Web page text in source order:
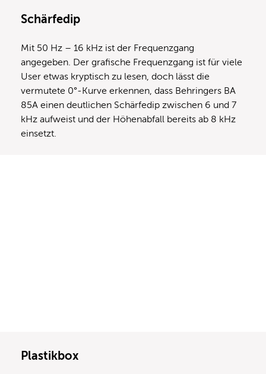
Schärfedip
Mit 50 Hz – 16 kHz ist der Frequenzgang
angegeben. Der grafische Frequenzgang ist für viele
User etwas kryptisch zu lesen, doch lässt die
vermutete 0°-Kurve erkennen, dass Behringers BA
85A einen deutlichen Schärfedip zwischen 6 und 7
kHz aufweist und der Höhenabfall bereits ab 8 kHz
einsetzt.
Plastikbox